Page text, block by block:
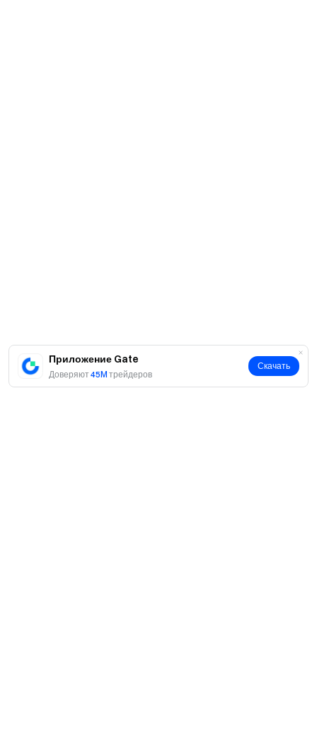
Приложение Gate
Доверяют45M трейдеров
Скачать